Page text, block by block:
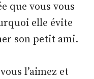
que vous vous
elle évite
son petit ami.
l’aimez et